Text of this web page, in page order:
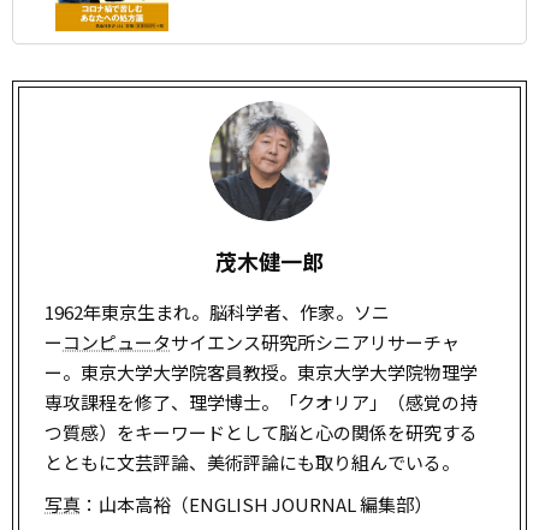
茂木健一郎
1962年東京生まれ。脳科学者、作家。ソニ
ーコンピュータサイエンス研究所シニアリサーチャ
ー。東京大学大学院客員教授。東京大学大学院物理学
専攻課程を修了、理学博士。「クオリア」（感覚の持
つ質感）をキーワードとして脳と心の関係を研究する
とともに文芸評論、美術評論にも取り組んでいる。
写真 ：山本高裕（ENGLISH JOURNAL 編集部）